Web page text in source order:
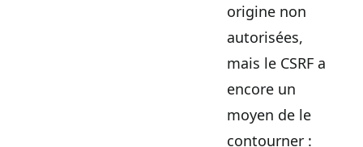
origine non
autorisées,
mais le CSRF a
encore un
moyen de le
contourner :